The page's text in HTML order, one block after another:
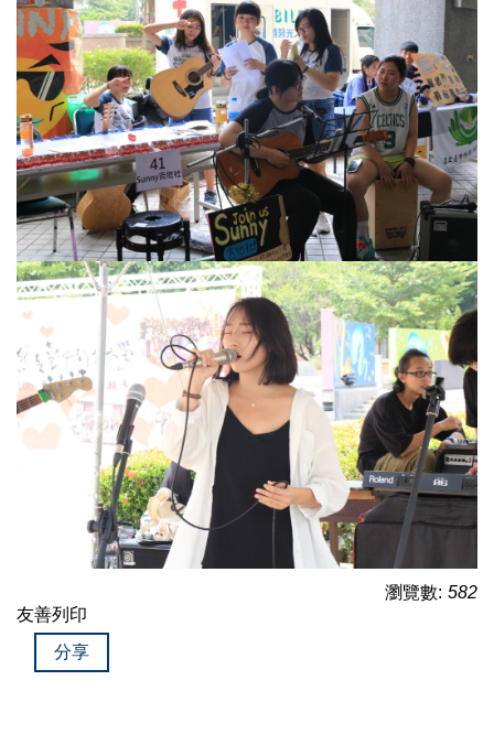
瀏覽數: 582
友善列印
分享